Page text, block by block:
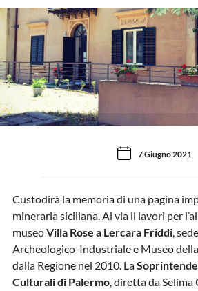
7 Giugno 2021
Custodirà la memoria di una pagina
mineraria siciliana. Al via il lavori per
museoVilla Rose a Lercara Friddi,
Archeologico-Industriale e Museo
dalla Regione nel 2010. La
Culturali di Palermo, diretta da